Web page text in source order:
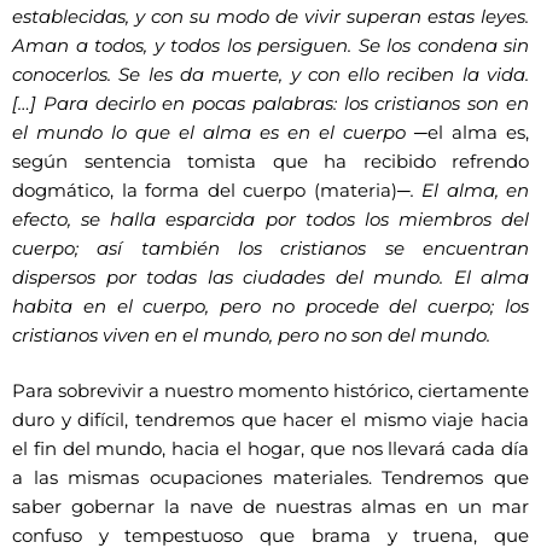
establecidas, y con su modo de vivir superan estas leyes.
Aman a todos, y todos los persiguen. Se los condena sin
conocerlos. Se les da muerte, y con ello reciben la vida.
[…] Para decirlo en pocas palabras: los cristianos son en
el mundo lo que el alma es en el cuerpo ─el alma es,
según sentencia tomista que ha recibido refrendo
dogmático, la forma del cuerpo (materia)─. El alma, en
efecto, se halla esparcida por todos los miembros del
cuerpo; así también los cristianos se encuentran
dispersos por todas las ciudades del mundo. El alma
habita en el cuerpo, pero no procede del cuerpo; los
cristianos viven en el mundo, pero no son del mundo.
Para sobrevivir a nuestro momento histórico, ciertamente
duro y difícil, tendremos que hacer el mismo viaje hacia
el fin del mundo, hacia el hogar, que nos llevará cada día
a las mismas ocupaciones materiales. Tendremos que
saber gobernar la nave de nuestras almas en un mar
confuso y tempestuoso que brama y truena, que